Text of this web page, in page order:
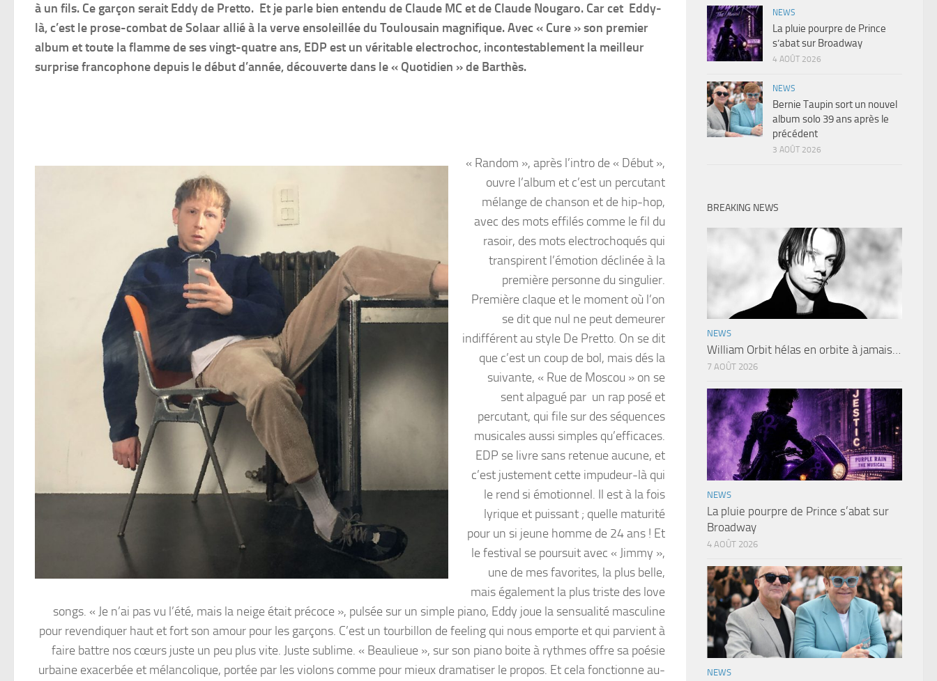
à un fils. Ce garçon serait Eddy de Pretto. Et je parle bien entendu de Claude MC et de Claude Nougaro. Car cet Eddy-
là, c’est le prose-combat de Solaar allié à la verve ensoleillée du Toulousain magnifique. Avec « Cure » son premier
album et toute la flamme de ses vingt-quatre ans, EDP est un véritable electrochoc, incontestablement la meilleur
surprise francophone depuis le début d’année, découverte dans le « Quotidien » de Barthès.
« Random », après l’intro de « Début »,
ouvre l’album et c’est un percutant
mélange de chanson et de hip-hop,
avec des mots effilés comme le fil du
rasoir, des mots electrochoqués qui
transpirent l’émotion déclinée à la
première personne du singulier.
Première claque et le moment où l’on
se dit que nul ne peut demeurer
indifférent au style De Pretto. On se dit
que c’est un coup de bol, mais dés la
suivante, « Rue de Moscou » on se
sent alpagué par un rap posé et
percutant, qui file sur des séquences
musicales aussi simples qu’efficaces.
EDP se livre sans retenue aucune, et
c’est justement cette impudeur-là qui
le rend si émotionnel. Il est à la fois
lyrique et puissant ; quelle maturité
pour un si jeune homme de 24 ans ! Et
le festival se poursuit avec « Jimmy »,
une de mes favorites, la plus belle,
mais également la plus triste des love
songs. « Je n’ai pas vu l’été, mais la neige était précoce », pulsée sur un simple piano, Eddy joue la sensualité masculine
pour revendiquer haut et fort son amour pour les garçons. C’est un tourbillon de feeling qui nous emporte et qui parvient à
faire battre nos cœurs juste un peu plus vite. Juste sublime. « Beaulieue », sur son piano boite à rythmes offre sa poésie
urbaine exacerbée et mélancolique, portée par les violons comme pour mieux dramatiser le propos. Et cela fonctionne au-
NEWS
La pluie pourpre de Prince
s’abat sur Broadway
4 AOÛT 2026
NEWS
Bernie Taupin sort un nouvel
album solo 39 ans après le
précédent
3 AOÛT 2026
BREAKING NEWS
NEWS
William Orbit hélas en orbite à jamais…
7 AOÛT 2026
NEWS
La pluie pourpre de Prince s’abat sur
Broadway
4 AOÛT 2026
NEWS